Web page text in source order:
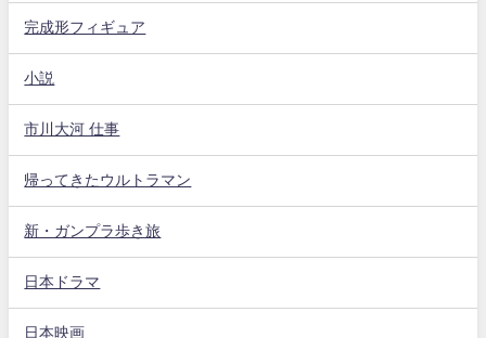
完成形フィギュア
小説
市川大河 仕事
帰ってきたウルトラマン
新・ガンプラ歩き旅
日本ドラマ
日本映画